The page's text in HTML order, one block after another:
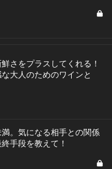
さをプラスしてくれる！
大人のためのワインと
。気になる相手との関係
手段を教えて！